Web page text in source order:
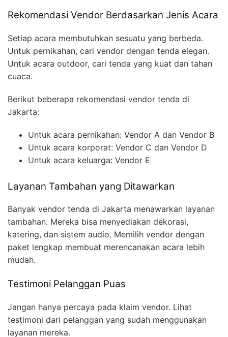
Rekomendasi Vendor Berdasarkan Jenis Acara
Setiap acara membutuhkan sesuatu yang berbeda.
Untuk pernikahan, cari vendor dengan tenda elegan.
Untuk acara outdoor, cari tenda yang kuat dan tahan
cuaca.
Berikut beberapa rekomendasi vendor tenda di
Jakarta:
Untuk acara pernikahan: Vendor A dan Vendor B
Untuk acara korporat: Vendor C dan Vendor D
Untuk acara keluarga: Vendor E
Layanan Tambahan yang Ditawarkan
Banyak vendor tenda di Jakarta menawarkan layanan
tambahan. Mereka bisa menyediakan dekorasi,
katering, dan sistem audio. Memilih vendor dengan
paket lengkap membuat merencanakan acara lebih
mudah.
Testimoni Pelanggan Puas
Jangan hanya percaya pada klaim vendor. Lihat
testimoni dari pelanggan yang sudah menggunakan
layanan mereka.